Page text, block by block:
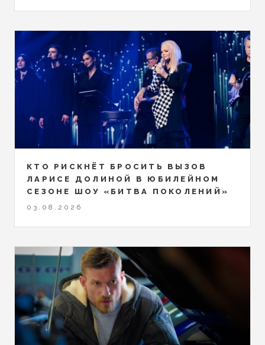
КТО РИСКНЁТ БРОСИТЬ ВЫЗОВ
ЛАРИСЕ ДОЛИНОЙ В ЮБИЛЕЙНОМ
СЕЗОНЕ ШОУ «БИТВА ПОКОЛЕНИЙ»
03.08.2026